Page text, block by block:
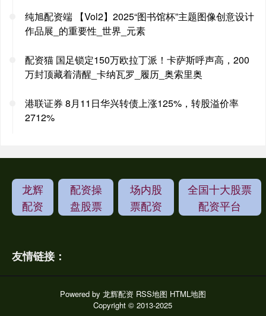
纯旭配资端 【Vol2】2025“图书馆杯”主题图像创意设计
作品展_的重要性_世界_元素
配资猫 国足锁定150万欧拉丁派！卡萨斯呼声高，200
万封顶藏着清醒_卡纳瓦罗_履历_奥索里奥
港联证券 8月11日华兴转债上涨125%，转股溢价率
2712%
龙辉
配资
配资操
盘股票
场内股
票配资
全国十大股票
配资平台
友情链接：
Powered by 龙辉配资 RSS地图 HTML地图
Copyright© 2013-2025